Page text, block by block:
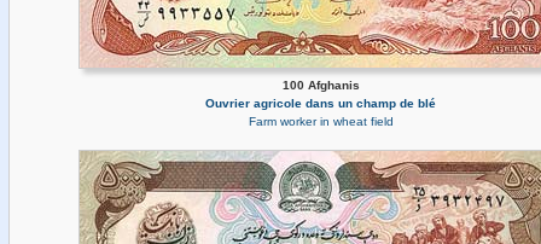
100 Afghanis
Ouvrier agricole dans un champ de blé
Farm worker in wheat field